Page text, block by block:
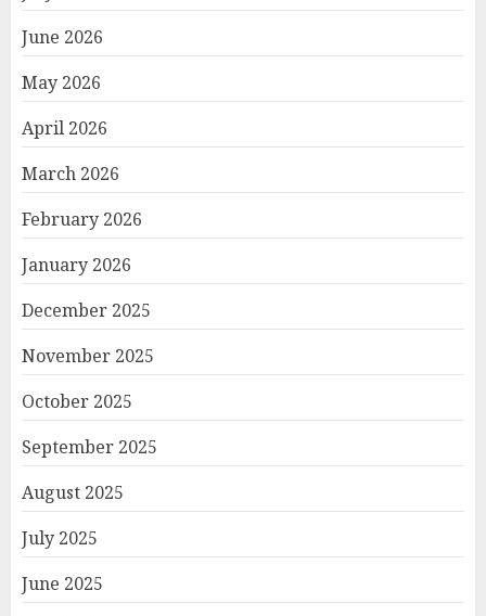
June 2026
May 2026
April 2026
March 2026
February 2026
January 2026
December 2025
November 2025
October 2025
September 2025
August 2025
July 2025
June 2025